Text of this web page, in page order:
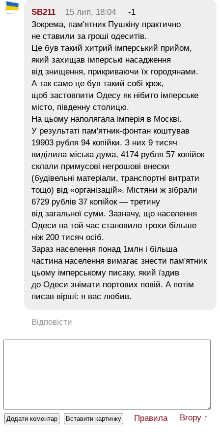
SB211 15 лип, 18:04
-1
Зокрема, пам'ятник Пушкіну практично
не ставили за гроші одеситів.
Це був такий хитрий імперський прийом,
який захищав імперські насадження
від знищення, прикриваючи їх городянами.
А так само це був такий собі крок,
щоб застовпити Одесу як нібито імперське
місто, південну столицю.
На цьому наполягала імперія в Москві.
У результаті пам'ятник-фонтан коштував
19903 рубля 94 копійки. З них 9 тисяч
виділила міська дума, 4174 рубля 57 копійок
склали примусові негрошові внески
(будівельні матеріали, транспортні витрати
тощо) від «організацій». Містяни ж зібрали
6729 рублів 37 копійок — третину
від загальної суми. Зазначу, що населення
Одеси на той час становило трохи більше
ніж 200 тисяч осіб.
Зараз населення понад 1млн і більша
частина населення вимагає знести пам'ятник
цьому імперському писаку, який їздив
до Одеси знімати портових повій. А потім
писав вірші: я вас любив.
Відповісти
Правила Вгору ↑